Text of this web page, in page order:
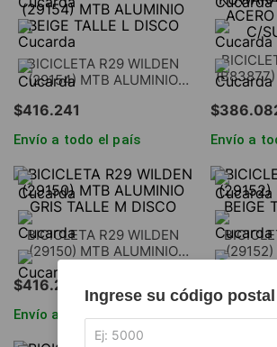
Ingrese su código postal
BICICLETA R29 WILDEN
(29154) MTB ALUMINIO
$416.241
Envío a todo el país
(B83877)
SUN
$386.
Envío a
BICICLETA R29 WILDEN
(29150) MTB ALUMINIO
GRIS TALLE M DISCO
$416.241
Envío a todo el país
(29152)
BEIGE
Envío a